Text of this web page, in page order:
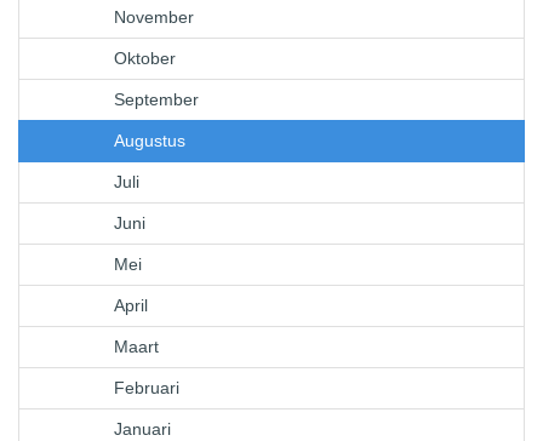
November
Oktober
September
Augustus
Juli
Juni
Mei
April
Maart
Februari
Januari